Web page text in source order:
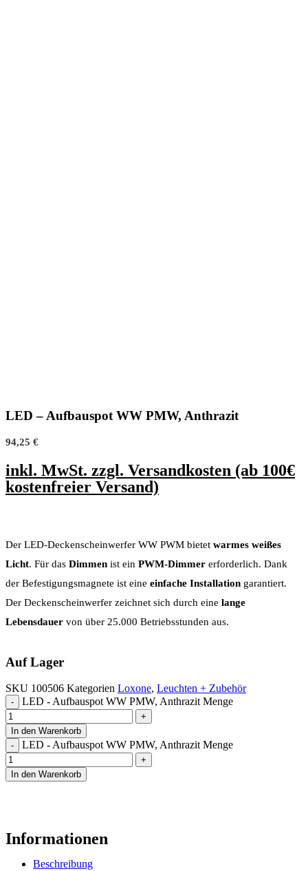
LED – Aufbauspot WW PMW, Anthrazit
94,25 €
inkl. MwSt. zzgl. Versandkosten (ab 100€
kostenfreier Versand)
Der LED-Deckenscheinwerfer WW PWM bietet warmes weißes
Licht. Für das Dimmen ist ein PWM-Dimmer erforderlich. Dank
der Befestigungsmagnete ist eine einfache Installation garantiert.
Der Deckenscheinwerfer zeichnet sich durch eine lange
Lebensdauer von über 25.000 Betriebsstunden aus.
Auf Lager
SKU 100506 Kategorien Loxone, Leuchten + Zubehör
LED - Aufbauspot WW PMW, Anthrazit Menge
In den Warenkorb
LED - Aufbauspot WW PMW, Anthrazit Menge
In den Warenkorb
Informationen
Beschreibung